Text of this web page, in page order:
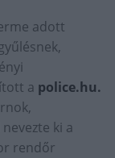
adott
a police.hu.
ki a
rendőr